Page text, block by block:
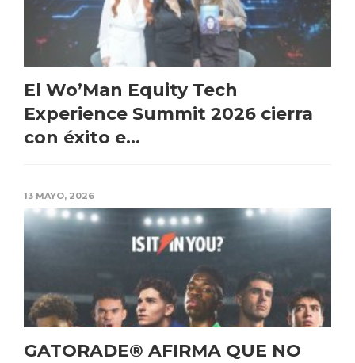
El Wo’Man Equity Tech
Experience Summit 2026 cierra
con éxito e...
13 MAYO, 2026
GATORADE® AFIRMA QUE NO